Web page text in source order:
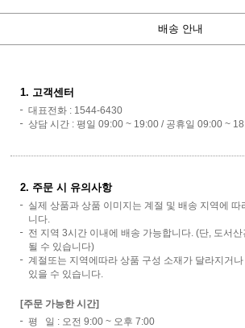
배송 안내
1. 고객센터
대표전화 : 1544-6430
상담 시간 : 평일 09:00 ~ 19:00 / 공휴일 09:00 ~
2. 주문 시 유의사항
실제 상품과 상품 이미지는 계절 및 배송 지역에 따
니다.
전 지역 3시간 이내에 배송 가능합니다. (단, 도서
될 수 있습니다)
계절또는 지역에따라 상품 구성 소재가 달라지거
있을 수 있습니다.
[주문 가능한 시간]
평 일 : 오전 9:00 ~ 오후 7:00